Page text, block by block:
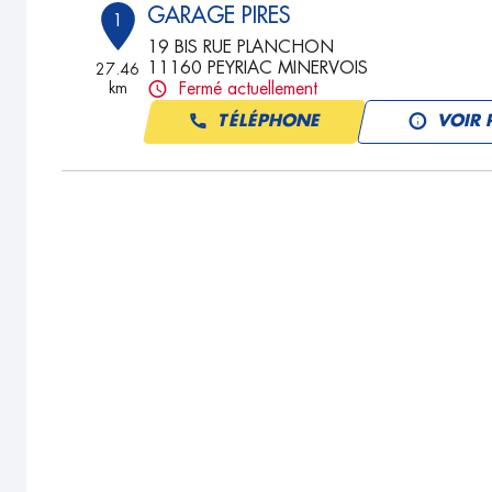
1
27.46
km
GARAGE PIRES
19 BIS RUE PLANCHON
11160 PEYRIAC MINERVOIS
Fermé actuellement
TÉLÉPHONE VOIR